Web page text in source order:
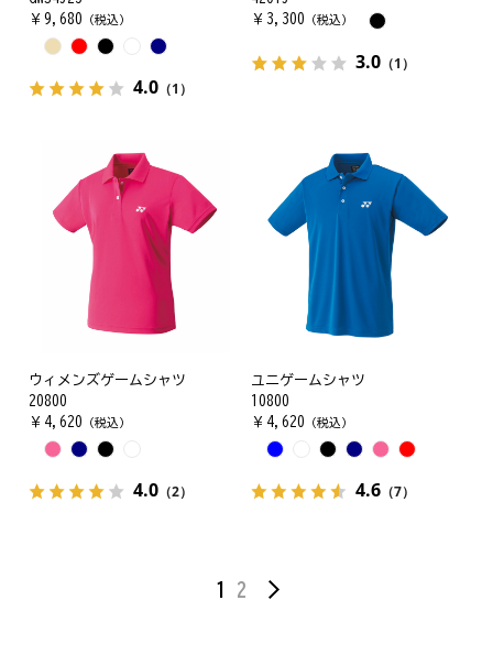
￥ 9,680 （税込）
4.0 （1）
￥ 3,300 （税込）
3.0（1）
ウィメンズゲームシャツ
20800
￥ 4,620 （税込）
4.0 （2）
ユニゲームシャツ
10800
￥ 4,620 （税込）
4.6（7）
1 2